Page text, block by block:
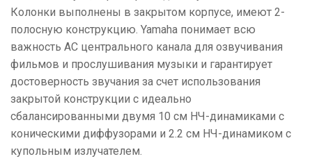
Колонки выполнены в закрытом корпусе, имеют 2-
полосную конструкцию. Yamaha понимает всю
важность АС центрального канала для озвучивания
фильмов и прослушивания музыки и гарантирует
достоверность звучания за счет использования
закрытой конструкции с идеально
сбалансированными двумя 10 см НЧ-динамиками с
коническими диффузорами и 2.2 см НЧ-динамиком с
купольным излучателем.